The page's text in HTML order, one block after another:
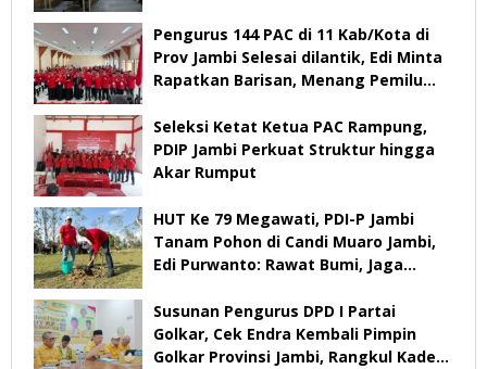
Pengurus 144 PAC di 11 Kab/Kota di
Prov Jambi Selesai dilantik, Edi Minta
Rapatkan Barisan, Menang Pemilu
Seleksi Ketat Ketua PAC Rampung,
PDIP Jambi Perkuat Struktur hingga
Akar Rumput
HUT Ke 79 Megawati, PDI-P Jambi
Tanam Pohon di Candi Muaro Jambi,
Edi Purwanto: Rawat Bumi, Jaga
Susunan Pengurus DPD I Partai
Golkar, Cek Endra Kembali Pimpin
Golkar Provinsi Jambi, Rangkul Kader